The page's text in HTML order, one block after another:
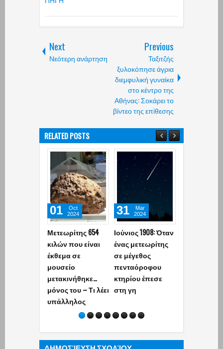
Next
Νεότερη ανάρτηση
Previous
Ταξιτζής
ξυλοκόπησε άγρια
διεμφυλική γυναίκα
στο κέντρο της
Αθήνας: Σοκάρει το
βίντεο της επίθεσης
RELATED POSTS
Μετεωρίτης 654
κιλών που είναι
έκθεμα σε
μουσείο
μετακινήθηκε…
μόνος του – Τι λέει
υπάλληλος
01
Oct
2024
Ιούνιος 1908: Όταν
ένας μετεωρίτης
σε μέγεθος
πενταόροφου
κτηρίου έπεσε
στη γη
31
Mar
2024